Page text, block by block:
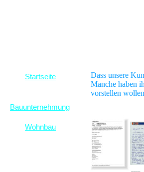
Bauunternehmung
Startseite
Wohnbau
Dass unsere
Manche haben
vorstellen